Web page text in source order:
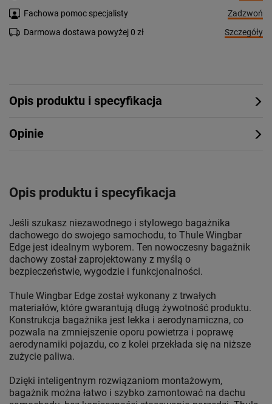
Fachowa pomoc specjalisty
Zadzwoń
Darmowa dostawa powyżej 0 zł
Szczegóły
Opis produktu i specyfikacja
Opinie
Opis produktu i specyfikacja
Jeśli szukasz niezawodnego i stylowego bagażnika
dachowego do swojego samochodu, to Thule Wingbar
Edge jest idealnym wyborem. Ten nowoczesny bagażnik
dachowy został zaprojektowany z myślą o
bezpieczeństwie, wygodzie i funkcjonalności.
Thule Wingbar Edge został wykonany z trwałych
materiałów, które gwarantują długą żywotność produktu.
Konstrukcja bagażnika jest lekka i aerodynamiczna, co
pozwala na zmniejszenie oporu powietrza i poprawę
aerodynamiki pojazdu, co z kolei przekłada się na niższe
zużycie paliwa.
Dzięki inteligentnym rozwiązaniom montażowym,
bagażnik można łatwo i szybko zamontować na dachu